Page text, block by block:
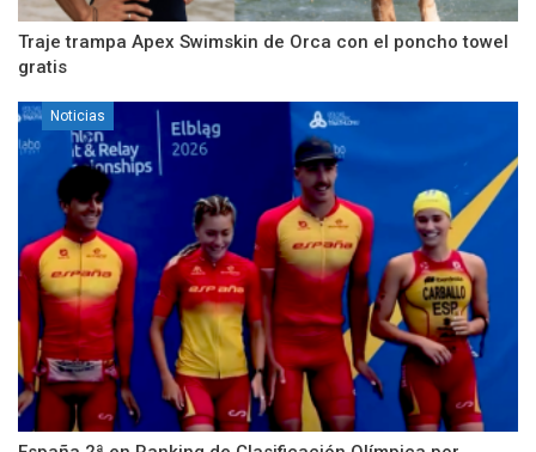
Traje trampa Apex Swimskin de Orca con el poncho towel
gratis
Noticias